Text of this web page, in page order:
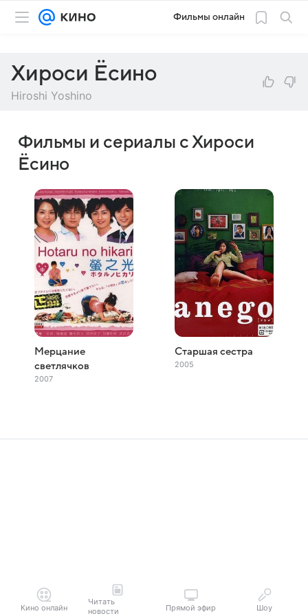
Фильмы онлайн
Хироси Ёсино
Hiroshi Yoshino
Фильмы и сериалы с Хироси
Ёсино
Мерцание
светлячков
2007
Старшая сестра
2005
Кино онлайн
Читать
новости
Прямой эфир Шоу